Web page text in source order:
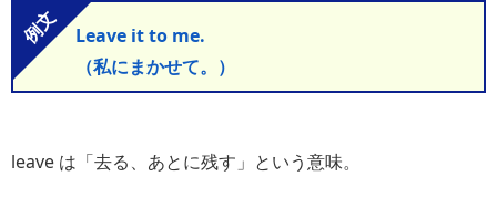
Leave it to me.
（私にまかせて。）
leave は「去る、あとに残す」という意味。